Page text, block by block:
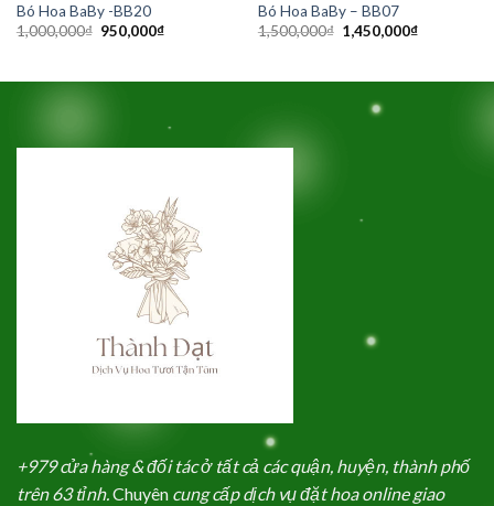
Bó Hoa BaBy -BB20
1,000,000₫ Giá
950,000₫Giá
950,000₫.
Bó Hoa BaBy – BB07
1,500,000₫ Giá
gốc
1,450,000₫Giá
+979 cửa hàng & đối tác ở tất cả các quận, huyện, thành phố
trên 63 tỉnh.Chuyên cung cấp dịch vụ đặt hoa online giao